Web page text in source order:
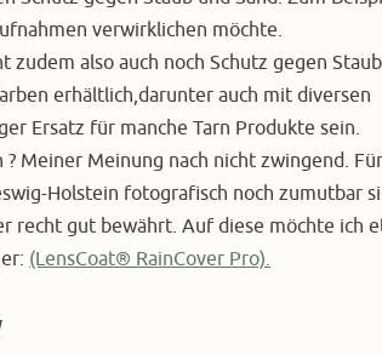
verwirklichen möchte.
also auch noch Schutz gegen
erhältlich,darunter auch mit diversen
Ersatz für manche Tarn Produkte sein.
Meiner Meinung nach nicht zwingend.
Holstein fotografisch noch zumutbar
recht gut bewährt. Auf diese möchte ich
(LensCoat® RainCover Pro).